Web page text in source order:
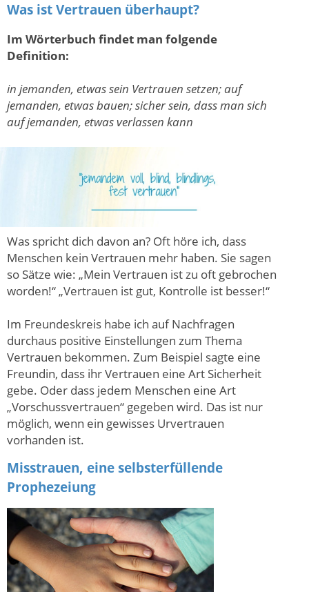
Was ist Vertrauen überhaupt?
Im Wörterbuch findet man folgende
Definition:
in jemanden, etwas sein Vertrauen setzen; auf
jemanden, etwas bauen; sicher sein, dass man sich
auf jemanden, etwas verlassen kann
Was spricht dich davon an? Oft höre ich, dass
Menschen kein Vertrauen mehr haben. Sie sagen
so Sätze wie: „Mein Vertrauen ist zu oft gebrochen
worden!“ „Vertrauen ist gut, Kontrolle ist besser!“
Im Freundeskreis habe ich auf Nachfragen
durchaus positive Einstellungen zum Thema
Vertrauen bekommen. Zum Beispiel sagte eine
Freundin, dass ihr Vertrauen eine Art Sicherheit
gebe. Oder dass jedem Menschen eine Art
„Vorschussvertrauen“ gegeben wird. Das ist nur
möglich, wenn ein gewisses Urvertrauen
vorhanden ist.
Misstrauen, eine selbsterfüllende
Prophezeiung